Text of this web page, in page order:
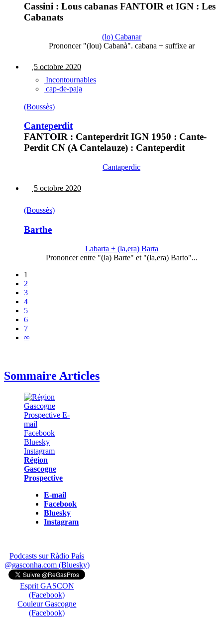
Cassini : Lous cabanas FANTOIR et IGN : Les
Cabanats
(lo) Cabanar
Prononcer "(lou) Cabanà". cabana + suffixe ar
5 octobre 2020
Incontournables
cap-de-paja
(Boussès)
Canteperdit
FANTOIR : Canteperdrit IGN 1950 : Cante-
Perdit CN (A Cantelauze) : Canteperdit
Cantaperdic
5 octobre 2020
(Boussès)
Barthe
Labarta + (la,era) Barta
Prononcer entre "(la) Barte" et "(la,era) Barto"...
1
2
3
4
5
6
7
∞
Sommaire Articles
Région
Gascogne
Prospective
E-mail
Facebook
Bluesky
Instagram
Podcasts sur Ràdio País
@gasconha.com (Bluesky)
Esprit GASCON
(Facebook)
Couleur Gascogne
(Facebook)